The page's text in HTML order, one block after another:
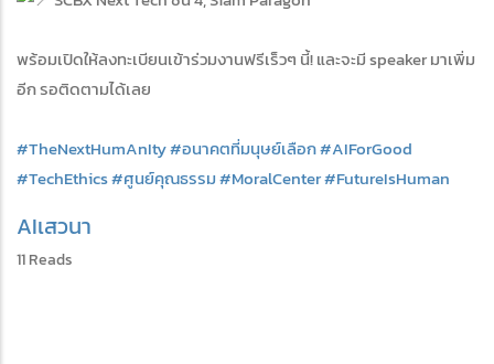
พร้อมเปิดให้ลงทะเบียนเข้าร่วมงานฟรีเร็วๆ นี้! และจะมี speaker มาเพิ่ม
อีก รอติดตามได้เลย
#TheNextHumAnIty#อนาคตที่มนุษย์เลือก#AIForGood
#TechEthics#ศูนย์คุณธรรม#MoralCenter#FutureIsHuman
AIเสวนา
11 Reads